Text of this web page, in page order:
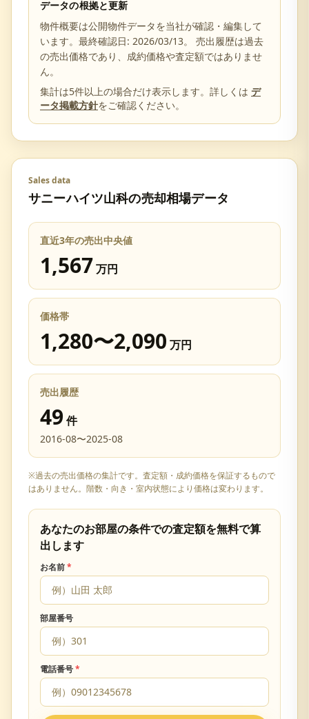
データの根拠と更新
物件概要は公開物件データを当社が確認・編集して
います。最終確認日: 2026/03/13。 売出履歴は過去
の売出価格であり、成約価格や査定額ではありませ
ん。
集計は5件以上の場合だけ表示します。詳しくは デ
ータ掲載方針をご確認ください。
Sales data
サニーハイツ山科の売却相場データ
直近3年の売出中央値
1,567万円
価格帯
1,280〜2,090 万円
売出履歴
49 件
2016-08〜2025-08
※過去の売出価格の集計です。査定額・成約価格を保証するもので
はありません。階数・向き・室内状態により価格は変わります。
あなたのお部屋の条件での査定額を無料で算
出します
お名前*
部屋番号
電話番号*